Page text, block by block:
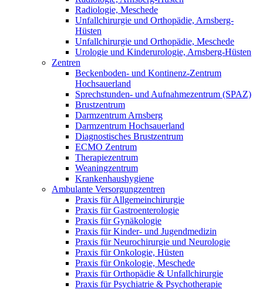
Radiologie, Meschede
Unfallchirurgie und Orthopädie, Arnsberg-
Hüsten
Unfallchirurgie und Orthopädie, Meschede
Urologie und Kinderurologie, Arnsberg-Hüsten
Zentren
Beckenboden- und Kontinenz-Zentrum
Hochsauerland
Sprechstunden- und Aufnahmezentrum (SPAZ)
Brustzentrum
Darmzentrum Arnsberg
Darmzentrum Hochsauerland
Diagnostisches Brustzentrum
ECMO Zentrum
Therapiezentrum
Weaningzentrum
Krankenhaushygiene
Ambulante Versorgungzentren
Praxis für Allgemeinchirurgie
Praxis für Gastroenterologie
Praxis für Gynäkologie
Praxis für Kinder- und Jugendmedizin
Praxis für Neurochirurgie und Neurologie
Praxis für Onkologie, Hüsten
Praxis für Onkologie, Meschede
Praxis für Orthopädie & Unfallchirurgie
Praxis für Psychiatrie & Psychotherapie